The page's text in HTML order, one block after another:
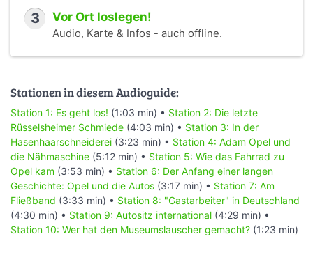
3 Vor Ort loslegen!
Audio, Karte & Infos - auch offline.
Stationen in diesem Audioguide:
Station 1: Es geht los! (1:03 min) • Station 2: Die letzte
Rüsselsheimer Schmiede (4:03 min) • Station 3: In der
Hasenhaarschneiderei (3:23 min) • Station 4: Adam Opel und
die Nähmaschine (5:12 min) • Station 5: Wie das Fahrrad zu
Opel kam (3:53 min) • Station 6: Der Anfang einer langen
Geschichte: Opel und die Autos (3:17 min) • Station 7: Am
Fließband (3:33 min) • Station 8: "Gastarbeiter" in Deutschland
(4:30 min) • Station 9: Autositz international (4:29 min) •
Station 10: Wer hat den Museumslauscher gemacht? (1:23 min)